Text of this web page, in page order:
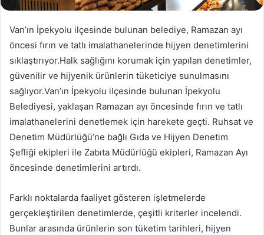
Van’ın İpekyolu ilçesinde bulunan belediye, Ramazan ayı
öncesi fırın ve tatlı imalathanelerinde hijyen denetimlerini
sıklaştırıyor.Halk sağlığını korumak için yapılan denetimler,
güvenilir ve hijyenik ürünlerin tüketiciye sunulmasını
sağlıyor.Van’ın İpekyolu ilçesinde bulunan İpekyolu
Belediyesi, yaklaşan Ramazan ayı öncesinde fırın ve tatlı
imalathanelerini denetlemek için harekete geçti. Ruhsat ve
Denetim Müdürlüğü’ne bağlı Gıda ve Hijyen Denetim
Şefliği ekipleri ile Zabıta Müdürlüğü ekipleri, Ramazan Ayı
öncesinde denetimlerini artırdı.
Farklı noktalarda faaliyet gösteren işletmelerde
gerçekleştirilen denetimlerde, çeşitli kriterler incelendi.
Bunlar arasında ürünlerin son tüketim tarihleri, hijyen